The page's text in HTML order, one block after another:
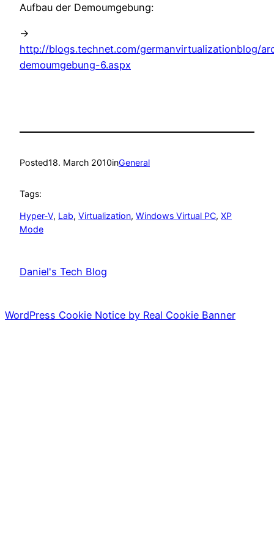
Aufbau der Demoumgebung:
->
http://blogs.technet.com/germanvirtualizationblog/
demoumgebung-6.aspx
Posted18. March 2010inGeneral
Tags:
Hyper-V, Lab, Virtualization, Windows Virtual PC, XP
Mode
Daniel's Tech Blog
WordPress Cookie Notice by Real Cookie Banner